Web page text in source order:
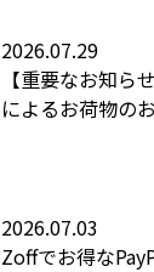
2026.07.29
【重要なお知ら
によるお荷物の
2026.07.03
Zoffでお得な